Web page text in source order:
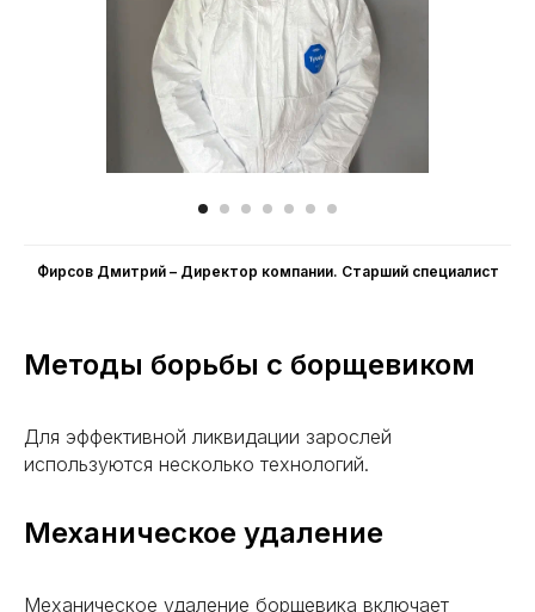
Фирсов Дмитрий – Директор компании. Cтарший специалист
Методы борьбы с борщевиком
Для эффективной ликвидации зарослей
используются несколько технологий.
Механическое удаление
Механическое удаление борщевика включает